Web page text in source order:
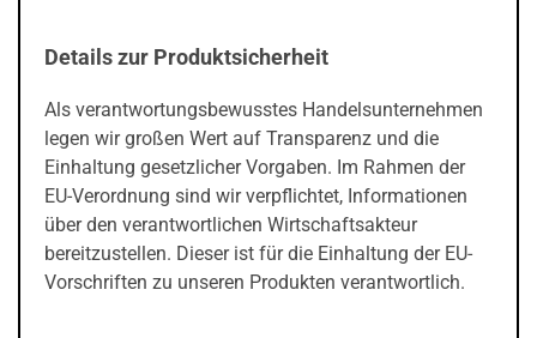
Details zur Produktsicherheit
Als verantwortungsbewusstes Handelsunternehmen
legen wir großen Wert auf Transparenz und die
Einhaltung gesetzlicher Vorgaben. Im Rahmen der
EU-Verordnung sind wir verpflichtet, Informationen
über den verantwortlichen Wirtschaftsakteur
bereitzustellen. Dieser ist für die Einhaltung der EU-
Vorschriften zu unseren Produkten verantwortlich.